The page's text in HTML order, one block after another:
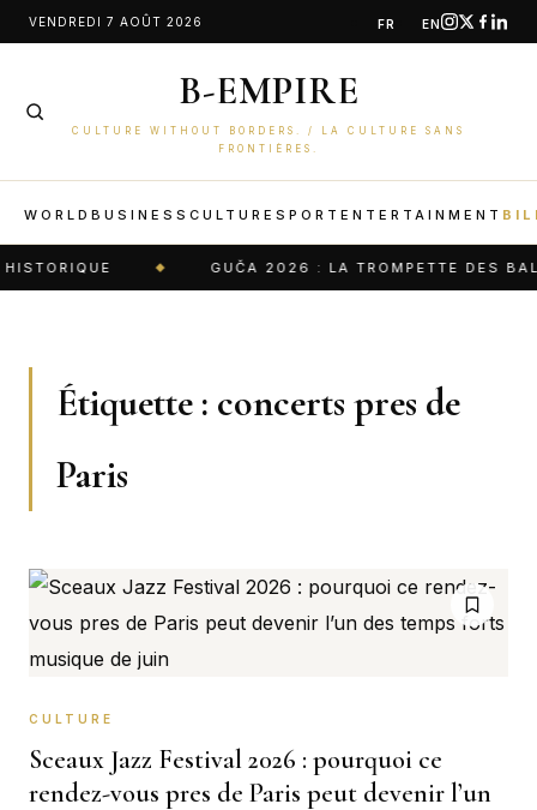
AllerVENDREDI 7 AOÛT 2026 FR EN
B-EMPIRE
CULTURE WITHOUT BORDERS. / LA CULTURE SANS
FRONTIÈRES.
WORLD BUSINESS CULTURE SPORT ENTERTAINMENT
GUČA 2026 : LA TROMPETTE DES
Étiquette : concerts pres de
Paris
CULTURE
Sceaux Jazz Festival 2026 : pourquoi ce
rendez-vous pres de Paris peut devenir l’un